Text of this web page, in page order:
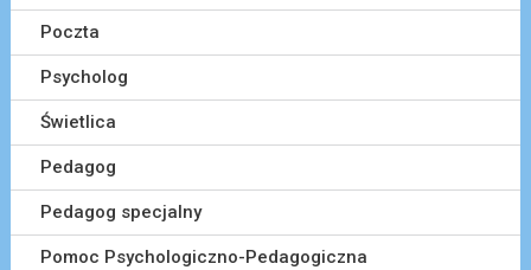
Poczta
Psycholog
Świetlica
Pedagog
Pedagog specjalny
Pomoc Psychologiczno-Pedagogiczna